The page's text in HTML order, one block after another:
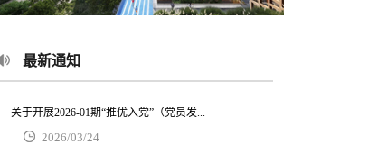
最新通知
关于开展2026-01期“推优入党”（党员发...
2026/03/24